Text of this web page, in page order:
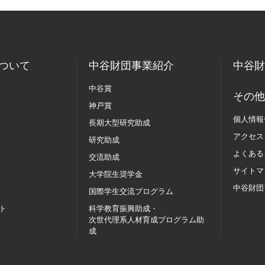
いて 中谷財団事業紹介
中谷賞
神戸賞
長期大型研究助成
研究助成
交流助成
大学院生奨学金
国際学生交流プログラム
科学教育振興助成・
次世代理系人材育成プログラム助
成
中谷
その
個人情
アクセス
よくあ
サイト
中谷財